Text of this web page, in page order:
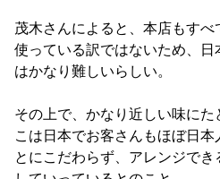
茂木さんによると、本店もす
使っている訳ではないため、日
はかなり難しいらしい。
その上で、かなり近しい味にた
こは日本でお客さんもほぼ日本
とにこだわらず、アレンジで